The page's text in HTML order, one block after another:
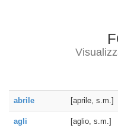
abrile [aprile, s.m.]
agli [aglio, s.m.]